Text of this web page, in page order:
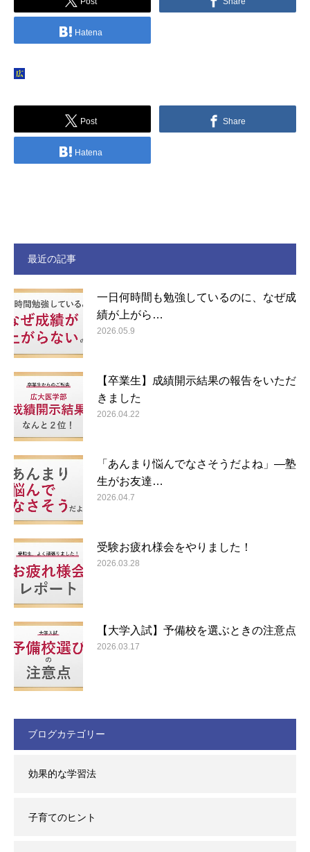
Hatena
Post Share
Hatena
最近の記事
一日何時間も勉強しているのに、なぜ成
績が上がら…
2026.05.9
【卒業生】成績開示結果の報告をいただ
きました
2026.04.22
「あんまり悩んでなさそうだよね」―塾
生がお友達…
2026.04.7
受験お疲れ様会をやりました！
2026.03.28
【大学入試】予備校を選ぶときの注意点
2026.03.17
ブログカテゴリー
効果的な学習法
子育てのヒント